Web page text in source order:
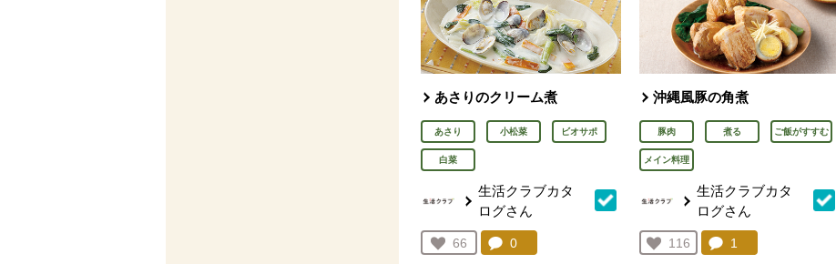
あさりのクリーム煮
あさり 小松菜 ビオサポ
白菜
生活クラブカタ
ログさん
お気に入り登録：
66
人が登録
コメント：
0
沖縄風豚の角煮
豚肉 煮る ご飯がすすむ
メイン料理
生活クラブカタ
ログさん
お気に入り登録：
116
人が登録
コメント：
1